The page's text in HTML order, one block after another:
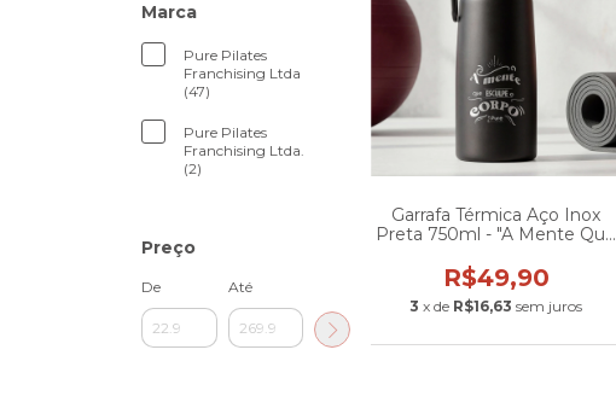
Marca
Pure Pilates
Franchising Ltda
(47)
Pure Pilates
Franchising Ltda.
(2)
Preço
De Até
Garrafa Térmica Aço Inox
Preta 750ml - "A Mente Que
R$49,90
3 x de R$16,63 sem juros